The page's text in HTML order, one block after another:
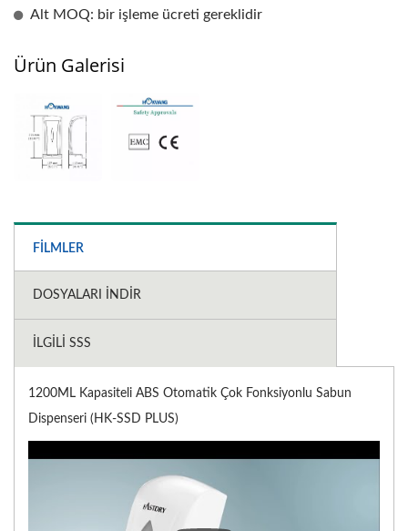
Alt MOQ: bir işleme ücreti gereklidir
Ürün Galerisi
FILMLER
DOSYALARI İNDIR
İLGILI SSS
1200ML Kapasiteli ABS Otomatik Çok Fonksiyonlu Sabun
Dispenseri (HK-SSD PLUS)